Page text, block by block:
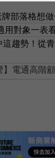
部落格想做
用對象一表
趨勢！從
電通高階